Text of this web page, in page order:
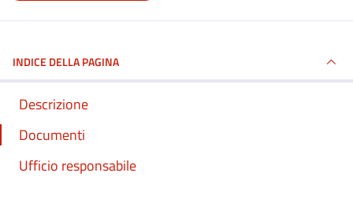
INDICE DELLA PAGINA
Descrizione
Documenti
Ufficio responsabile